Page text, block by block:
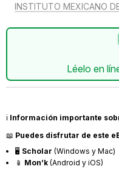
INSTITUTO MEXICANO
Léelo en
ℹ️ Información importante
📖 Puedes disfrutar de este
🖥️ Scholar (Windows y Mac)
📱 Mon’k (Android y iOS)